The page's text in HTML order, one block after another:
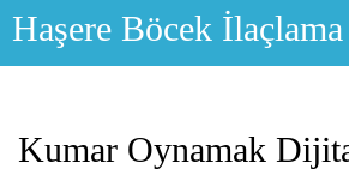
Skip
Haşere Böcek İlaçlama
Kumar Oynamak